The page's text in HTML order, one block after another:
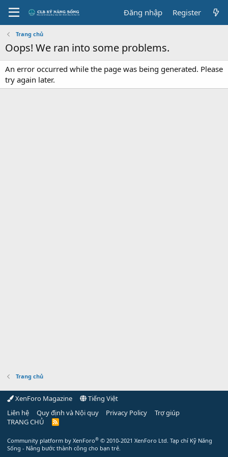
Đăng nhập Register
Trang chủ
Oops! We ran into some problems.
An error occurred while the page was being generated. Please
try again later.
Trang chủ
XenForo Magazine
Tiếng Việt
Liên hệ
Quy định và Nội quy Privacy Policy
Trợ giúp
TRANG CHỦ
R
Community platform by XenForo® © 2010-2021 XenForo Ltd. Tạp chí Kỹ Năng
Sống - Nâng bước thành công cho bạn trẻ.